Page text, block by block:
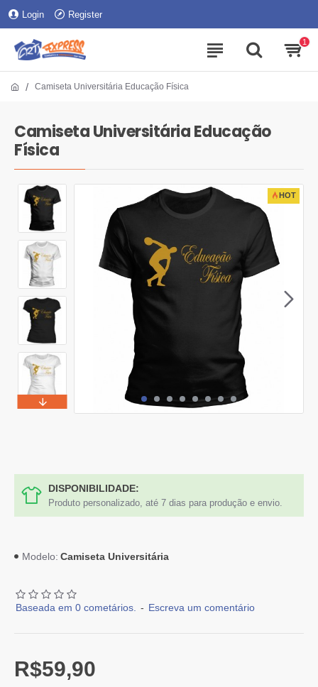
Login Register
1
Camiseta Universitária Educação Física
Camiseta Universitária Educação
Física
HOT
DISPONIBILIDADE:
Produto personalizado, até 7 dias para produção e envio.
Modelo: Camiseta Universitária
Baseada em 0 cometários. - Escreva um comentário
R$59,90